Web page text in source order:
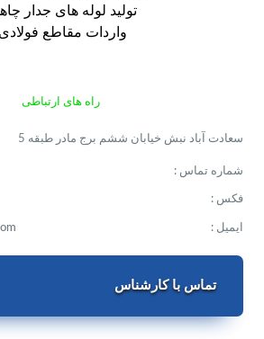
تولید لوله های جدار
واردات مقاطع فولادی
راه های ارتباطی
سعادت آباد نبش خیابان ششم برج مادر طبقه 5
شماره تماس :
فکس :
ایمیل :
تماس با کارشناس